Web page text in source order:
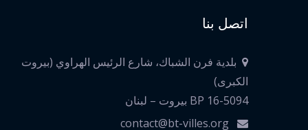
اتصل بنا
بلدية فرن الشباك، شارع الرئيس الهراوي (بيروت
الكبرى)
BP 16-5094 بيروت – لبنان